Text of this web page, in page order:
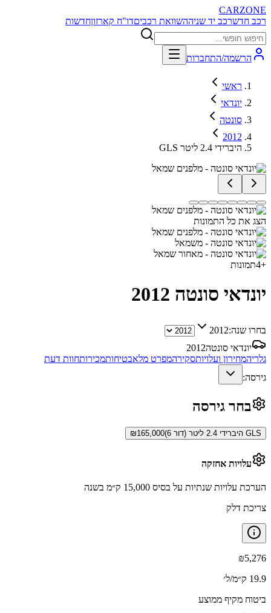
CARZONE
רכב חדשרכב יד שניההשוואת רכביםדו"ח קארזוןחדשות
הרשמה/התחברות
ראשי
יונדאי
סונטה
2012
GLS היברידי 2.4 ליטר
הצג את כל התמונות
+
4תמונות
יונדאי סונטה 2012
בחרו שנה:2012
יונדאי סונטה2012
גלריהמחירון ועלויותסקירהמפרט מלאבטיחותמכירותחוות דעת
גירסה:
בחר גירסה
GLS היברידי 2.4 ליטר (דור 6) ₪165,000
עלויות אחזקה
הערכת עלויות שנתיות על בסיס 15,000 ק״מ בשנה
צריכת דלק
₪5,276
19.9 ק״מ/ל׳
ביטוח מקיף ממוצע